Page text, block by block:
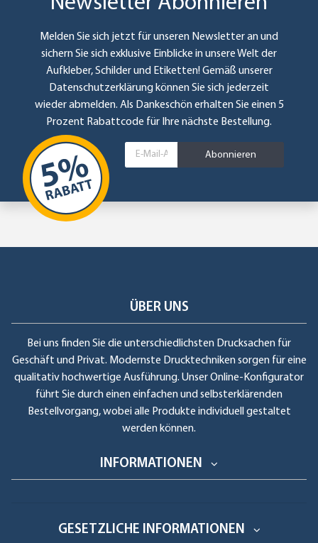
Melden Sie sich jetzt für unseren Newsletter an und
sichern Sie sich exklusive Einblicke in unsere Welt der
Aufkleber, Schilder und Etiketten! Gemäß unserer
Datenschutzerklärung können Sie sich jederzeit
wieder abmelden. Als Dankeschön erhalten Sie einen 5
Prozent Rabattcode für Ihre nächste Bestellung.
Abonnieren
ÜBER UNS
Bei uns finden Sie die unterschiedlichsten Drucksachen für
Geschäft und Privat. Modernste Drucktechniken sorgen für eine
qualitativ hochwertige Ausführung. Unser Online-Konfigurator
führt Sie durch einen einfachen und selbsterklärenden
Bestellvorgang, wobei alle Produkte individuell gestaltet
werden können.
INFORMATIONEN
GESETZLICHE INFORMATIONEN